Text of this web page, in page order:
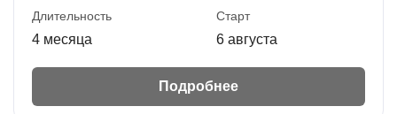
Длительность
4 месяца
Старт
6 августа
Подробнее